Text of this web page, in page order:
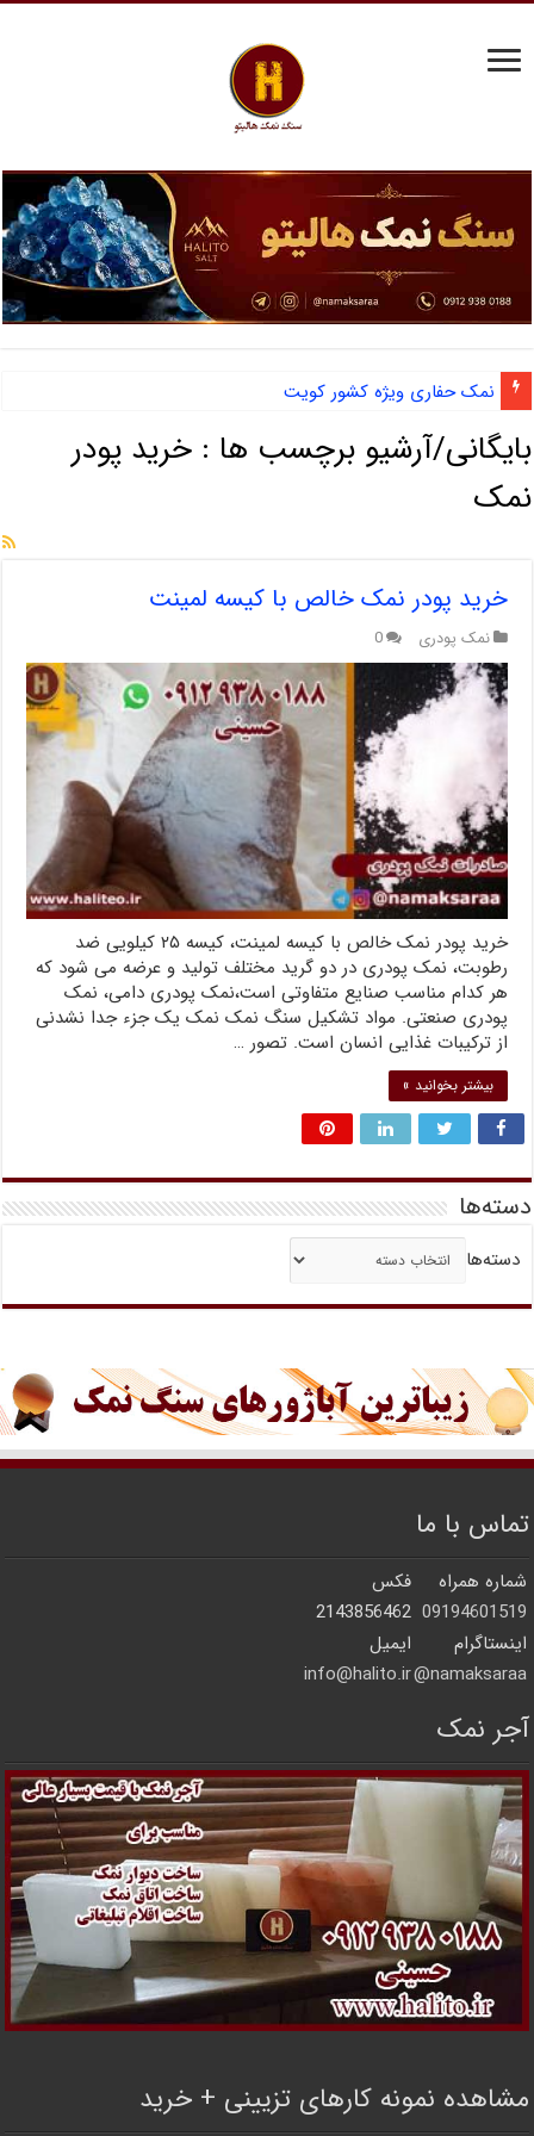
نمک حفاری ویژه کشور کویت
بایگانی/آرشیو برچسب ها : خرید پودر
نمک
خرید پودر نمک خالص با کیسه لمینت
نمک پودری 0
خرید پودر نمک خالص با کیسه لمینت، کیسه ۲۵ کیلویی ضد
رطوبت، نمک پودری در دو گرید مختلف تولید و عرضه می شود که
هر کدام مناسب صنایع متفاوتی است،نمک پودری دامی، نمک
پودری صنعتی. مواد تشکیل سنگ نمک نمک یک جزء جدا نشدنی
از ترکیبات غذایی انسان است. تصور …
بیشتر بخوانید »
دسته‌ها
دسته‌ها
تماس با ما
شماره همراه
فکس
09194601519
2143856462
اینستاگرام
ایمیل
namaksaraa@
info@halito.ir
آجر نمک
مشاهده نمونه کارهای تزیینی + خرید